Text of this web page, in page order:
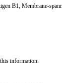
B1, Membrane-
information.